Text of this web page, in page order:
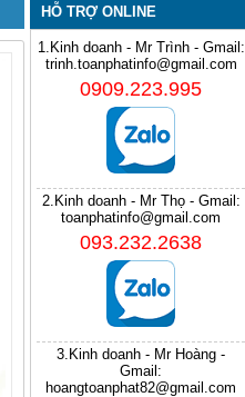
HỖ TRỢ ONLINE
1.Kinh doanh - Mr Trình - Gmail:
trinh.toanphatinfo@gmail.com
0909.223.995
2.Kinh doanh - Mr Thọ - Gmail:
toanphatinfo@gmail.com
093.232.2638
3.Kinh doanh - Mr Hoàng -
Gmail:
hoangtoanphat82@gmail.com